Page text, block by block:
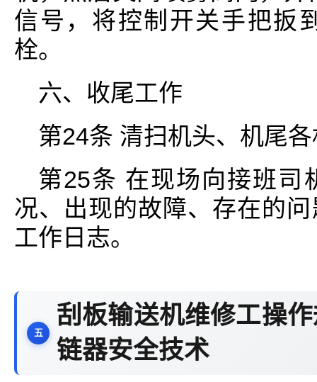
信号，将控制开关手把扳
栓。
六、收尾工作
第24条 清扫机头、机尾
第25条 在现场向接班司
况、出现的故障、存在的
工作日志。
刮板输送机维修工操
链器安全技术